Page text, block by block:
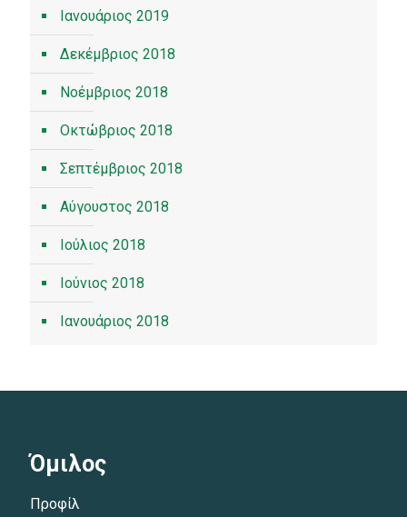
Ιανουάριος 2019
Δεκέμβριος 2018
Νοέμβριος 2018
Οκτώβριος 2018
Σεπτέμβριος 2018
Αύγουστος 2018
Ιούλιος 2018
Ιούνιος 2018
Ιανουάριος 2018
Όμιλος
Προφίλ